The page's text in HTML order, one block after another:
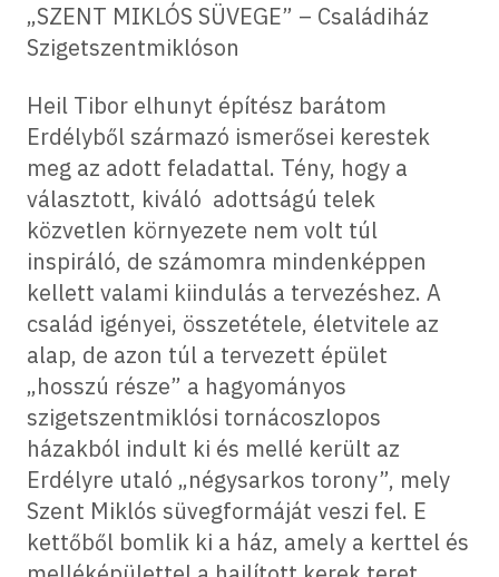
„SZENT MIKLÓS SÜVEGE” – Családiház
Szigetszentmiklóson
Heil Tibor elhunyt építész barátom
Erdélyből származó ismerősei kerestek
meg az adott feladattal. Tény, hogy a
választott, kiváló adottságú telek
közvetlen környezete nem volt túl
inspiráló, de számomra mindenképpen
kellett valami kiindulás a tervezéshez. A
család igényei, összetétele, életvitele az
alap, de azon túl a tervezett épület
„hosszú része” a hagyományos
szigetszentmiklósi tornácoszlopos
házakból indult ki és mellé került az
Erdélyre utaló „négysarkos torony”, mely
Szent Miklós süvegformáját veszi fel. E
kettőből bomlik ki a ház, amely a kerttel és